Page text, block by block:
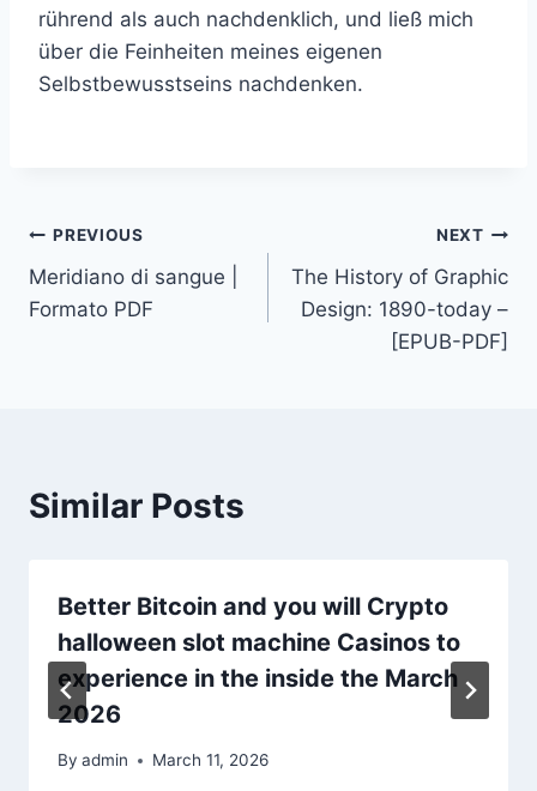
rührend als auch nachdenklich, und ließ mich
über die Feinheiten meines eigenen
Selbstbewusstseins nachdenken.
PREVIOUS
Meridiano di sangue |
Formato PDF
NEXT
The History of Graphic
Design: 1890-today –
[EPUB-PDF]
Similar Posts
Better Bitcoin and you will Crypto
halloween slot machine Casinos to
experience in the inside the March
2026
By admin March 11, 2026